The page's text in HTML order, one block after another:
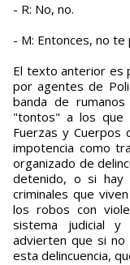
- R: No, no.
- M: Entonces, no
El texto anterior es
por agentes de
banda de
"tontos" a los que
Fuerzas y Cuerpos
impotencia como
organizado de
detenido, o si hay
criminales que
los robos con
sistema judicial y
advierten que si
esta delincuencia,